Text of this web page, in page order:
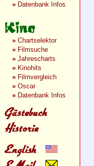
» Datenbank Infos
» Chartselektor
» Filmsuche
» Jahrescharts
» Kinohits
» Filmvergleich
» Oscar
» Datenbank Infos